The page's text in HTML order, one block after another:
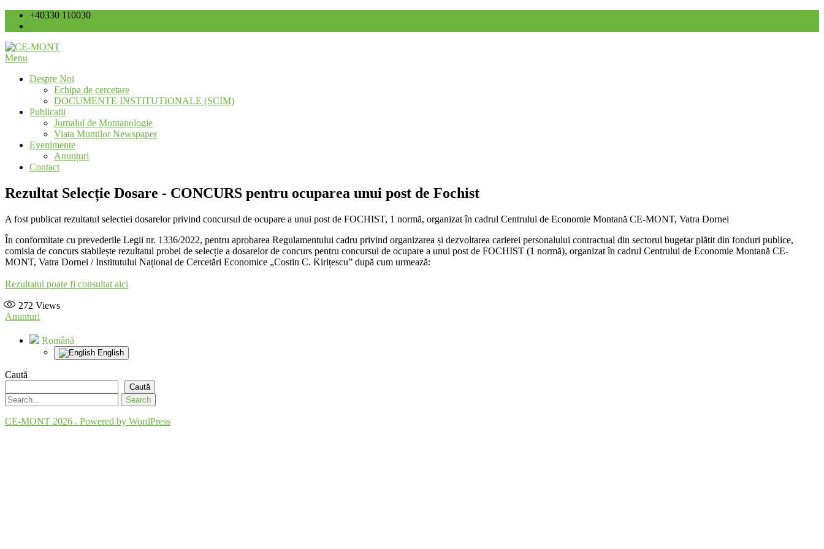
Skip
+40330 110030
CE-MONT
Menu
Despre Noi
Echipa de cercetare
DOCUMENTE INSTITUȚIONALE (SCIM)
Publicații
Jurnalul de Montanologie
Viața Munților Newspaper
Evenimente
Anunțuri
Contact
Rezultat Selecție Dosare - CONCURS pentru ocuparea unui post de Fochist
A fost publicat rezultatul selectiei dosarelor privind concursul de ocupare a unui post de FOCHIST, 1 normă, organizat în cadrul Centrului de Economie Montană CE-MONT, Vatra Dornei
În conformitate cu prevederile Legii nr. 1336/2022, pentru aprobarea Regulamentului cadru privind organizarea și dezvoltarea carierei personalului contractual din sectorul bugetar plătit din fonduri publice,
comisia de concurs stabilește rezultatul probei de selecție a dosarelor de concurs pentru concursul de ocupare a unui post de FOCHIST (1 normă), organizat în cadrul Centrului de Economie Montană CE-
MONT, Vatra Dornei / Institutului Național de Cercetări Economice „Costin C. Kirițescu” după cum urmează:
Rezultatul poate fi consultat aici
272 Views
Anunturi
Română
English
Caută
Caută
CE-MONT 2026 . Powered by WordPress